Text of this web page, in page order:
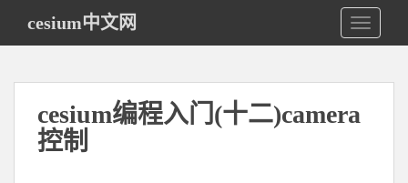
i
cesium中文网
cesium编程入门(十二)camera
控制